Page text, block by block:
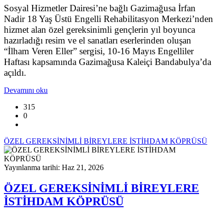
Sosyal Hizmetler Dairesi’ne bağlı Gazimağusa İrfan
Nadir 18 Yaş Üstü Engelli Rehabilitasyon Merkezi’nden
hizmet alan özel gereksinimli gençlerin yıl boyunca
hazırladığı resim ve el sanatları eserlerinden oluşan
“İlham Veren Eller” sergisi, 10-16 Mayıs Engelliler
Haftası kapsamında Gazimağusa Kaleiçi Bandabulya’da
açıldı.
Devamını oku
315
0
ÖZEL GEREKSİNİMLİ BİREYLERE İSTİHDAM KÖPRÜSÜ
Yayınlanma tarihi: Haz 21, 2026
ÖZEL GEREKSİNİMLİ BİREYLERE
İSTİHDAM KÖPRÜSÜ